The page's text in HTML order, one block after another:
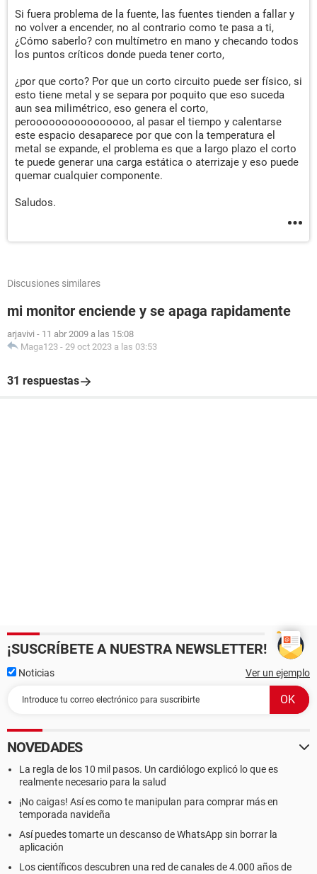
Si fuera problema de la fuente, las fuentes tienden a fallar y
no volver a encender, no al contrario como te pasa a ti,
¿Cómo saberlo? con multímetro en mano y checando todos
los puntos críticos donde pueda tener corto,
¿por que corto? Por que un corto circuito puede ser físico, si
esto tiene metal y se separa por poquito que eso suceda
aun sea milimétrico, eso genera el corto,
peroooooooooooooooo, al pasar el tiempo y calentarse
este espacio desaparece por que con la temperatura el
metal se expande, el problema es que a largo plazo el corto
te puede generar una carga estática o aterrizaje y eso puede
quemar cualquier componente.
Saludos.
Discusiones similares
mi monitor enciende y se apaga rapidamente
arjavivi - 11 abr 2009 a las 15:08
Maga123 - 29 oct 2023 a las 03:53
31 respuestas
¡SUSCRÍBETE A NUESTRA NEWSLETTER!
Noticias Ver un ejemplo
NOVEDADES
La regla de los 10 mil pasos. Un cardiólogo explicó lo que es
realmente necesario para la salud
¡No caigas! Así es como te manipulan para comprar más en
temporada navideña
Así puedes tomarte un descanso de WhatsApp sin borrar la
aplicación
Los científicos descubren una red de canales de 4.000 años de